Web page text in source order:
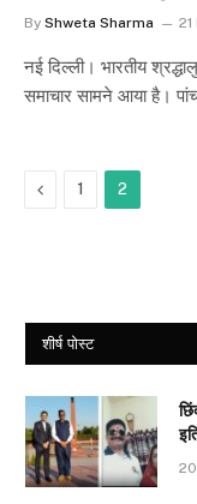
By Shweta Sharma
नई दिल्ली। भारतीय
समाचार सामने आया है।
Previous
1 2
शीर्ष पोस्ट